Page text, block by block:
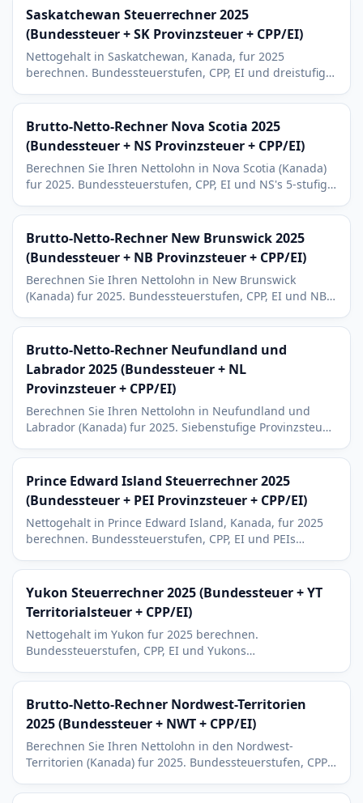
Saskatchewan Steuerrechner 2025
(Bundessteuer + SK Provinzsteuer + CPP/EI)
Nettogehalt in Saskatchewan, Kanada, fur 2025
berechnen. Bundessteuerstufen, CPP, EI und dreistufige
Strukturen Kanadas.
Brutto-Netto-Rechner Nova Scotia 2025
(Bundessteuer + NS Provinzsteuer + CPP/EI)
Berechnen Sie Ihren Nettolohn in Nova Scotia (Kanada)
fur 2025. Bundessteuerstufen, CPP, EI und NS's 5-stufige
Technologiesektor-Kontext.
Brutto-Netto-Rechner New Brunswick 2025
(Bundessteuer + NB Provinzsteuer + CPP/EI)
Berechnen Sie Ihren Nettolohn in New Brunswick
(Kanada) fur 2025. Bundessteuerstufen, CPP, EI und NB's
Brutto-Netto-Rechner Neufundland und
Labrador 2025 (Bundessteuer + NL
Provinzsteuer + CPP/EI)
Berechnen Sie Ihren Nettolohn in Neufundland und
Labrador (Kanada) fur 2025. Siebenstufige Provinzsteuer
Kanadas (54,8 %).
Prince Edward Island Steuerrechner 2025
(Bundessteuer + PEI Provinzsteuer + CPP/EI)
Nettogehalt in Prince Edward Island, Kanada, fur 2025
berechnen. Bundessteuerstufen, CPP, EI und PEIs
Yukon Steuerrechner 2025 (Bundessteuer + YT
Territorialsteuer + CPP/EI)
Nettogehalt im Yukon fur 2025 berechnen.
Bundessteuerstufen, CPP, EI und Yukons
Bergbausektor plus Northern Residents Deduction.
Brutto-Netto-Rechner Nordwest-Territorien
2025 (Bundessteuer + NWT + CPP/EI)
Berechnen Sie Ihren Nettolohn in den Nordwest-
Territorien (Kanada) fur 2025. Bundessteuerstufen, CPP,
%).